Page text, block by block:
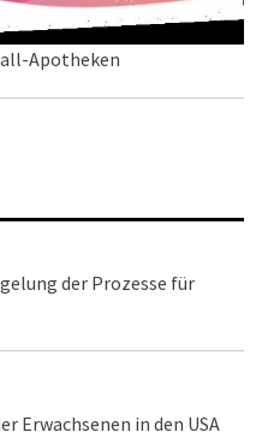
Apotheken
der Prozesse für
Erwachsenen in den USA